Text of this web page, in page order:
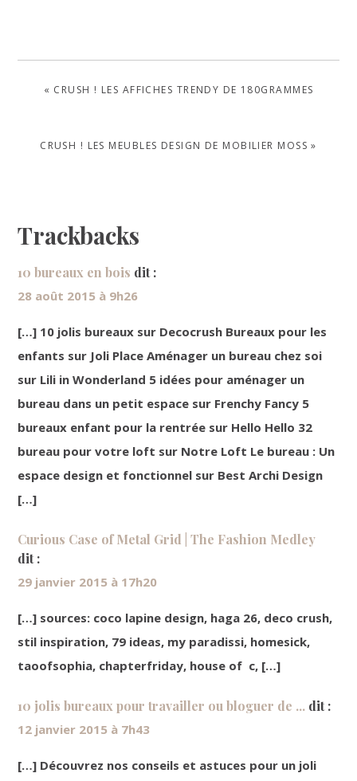
PREVIOUS
« CRUSH ! LES AFFICHES TRENDY DE 180GRAMMES
NEXT
CRUSH ! LES MEUBLES DESIGN DE MOBILIER MOSS »
Reader
Interactions
Trackbacks
10 bureaux en bois dit :
28 août 2015 à 9h26
[…] 10 jolis bureaux sur Decocrush Bureaux pour les
enfants sur Joli Place Aménager un bureau chez soi
sur Lili in Wonderland 5 idées pour aménager un
bureau dans un petit espace sur Frenchy Fancy 5
bureaux enfant pour la rentrée sur Hello Hello 32
bureau pour votre loft sur Notre Loft Le bureau : Un
espace design et fonctionnel sur Best Archi Design
[…]
Curious Case of Metal Grid | The Fashion Medley
dit :
29 janvier 2015 à 17h20
[…] sources: coco lapine design, haga 26, deco crush,
stil inspiration, 79 ideas, my paradissi, homesick,
taoofsophia, chapterfriday, house of c, […]
10 jolis bureaux pour travailler ou bloguer de ... dit :
12 janvier 2015 à 7h43
[…] Découvrez nos conseils et astuces pour un joli